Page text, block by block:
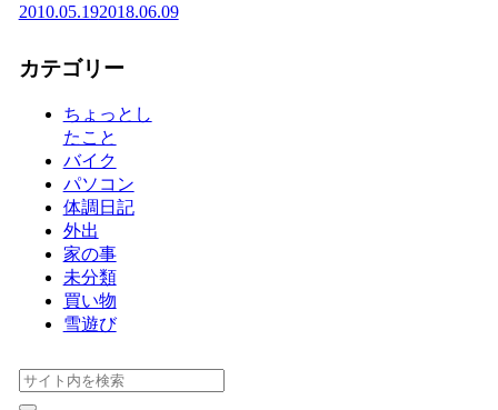
2010.05.192018.06.09
カテゴリー
ちょっとし
たこと
バイク
パソコン
体調日記
外出
家の事
未分類
買い物
雪遊び